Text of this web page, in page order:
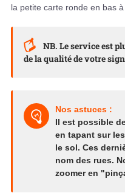
la petite carte ronde en bas
NB. Le service est
de la qualité de votre
Nos astuces :
Il est possible
en tapant sur
le sol. Ces
nom des rues.
zoomer en